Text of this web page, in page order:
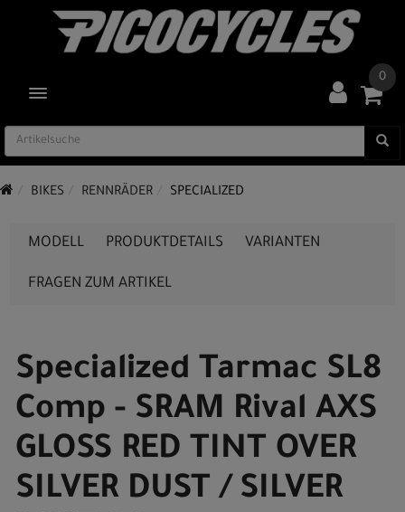
TOGGLE NAVIGATION
0
BIKES RENNRÄDER SPECIALIZED
MODELL PRODUKTDETAILS VARIANTEN
FRAGEN ZUM ARTIKEL
Specialized Tarmac SL8
Comp - SRAM Rival AXS
GLOSS RED TINT OVER
SILVER DUST / SILVER